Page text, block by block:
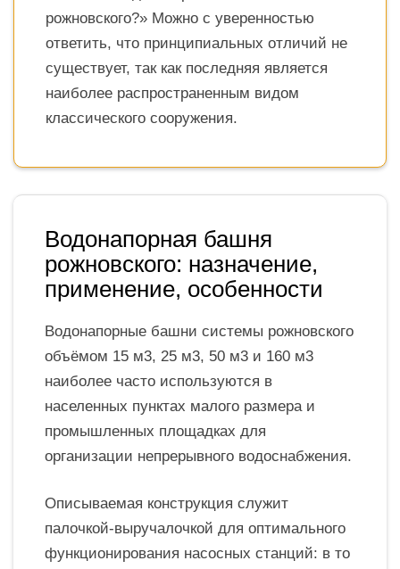
рожновского?» Можно с уверенностью
ответить, что принципиальных отличий не
существует, так как последняя является
наиболее распространенным видом
классического сооружения.
Водонапорная башня
рожновского: назначение,
применение, особенности
Водонапорные башни системы рожновского
объёмом 15 м3, 25 м3, 50 м3 и 160 м3
наиболее часто используются в
населенных пунктах малого размера и
промышленных площадках для
организации непрерывного водоснабжения.
Описываемая конструкция служит
палочкой-выручалочкой для оптимального
функционирования насосных станций: в то